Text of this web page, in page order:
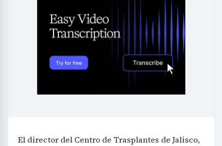
El director del Centro de Trasplantes de Jalisco,